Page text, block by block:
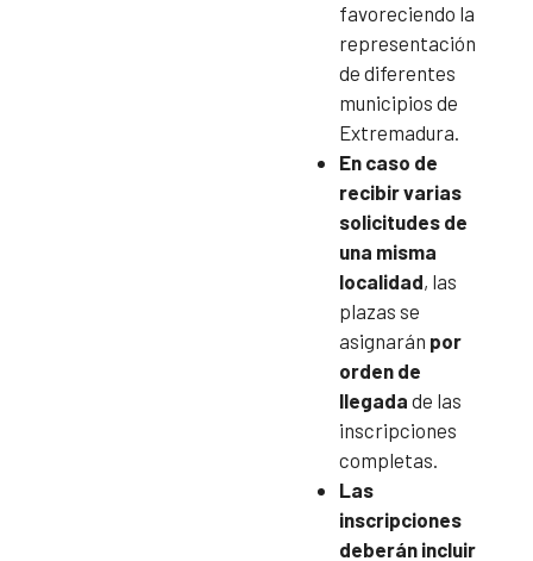
favoreciendo la
representación
de diferentes
municipios de
Extremadura.
En caso de
recibir varias
solicitudes de
una misma
localidad, las
plazas se
asignarán por
orden de
llegada de las
inscripciones
completas.
Las
inscripciones
deberán incluir